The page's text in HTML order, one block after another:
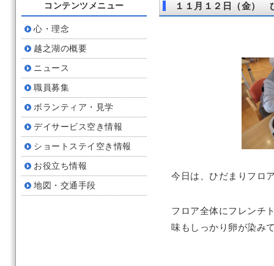
１１月１２日（金）
今日は、ひだまりフロ
フロア全体にフレンチ
味もしっかり卵が染み
コンテンツメニュー
心・理念
越之湖の概要
ニュース
職員募集
ボランティア・見学
デイサービス空き情報
ショートステイ空き情報
お役立ち情報
地図・交通手段